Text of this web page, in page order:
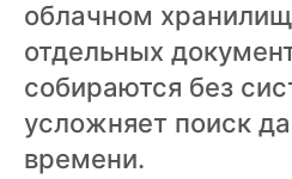
облачном
отдельных
собираются без
усложняет поиск
времени.